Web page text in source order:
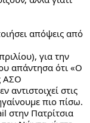
απόψεις από
για την
απάντησα ότι «Ο
ΑΣΟ
αντιστοιχεί στις
πιο πίσω.
στην Πατρίτσια